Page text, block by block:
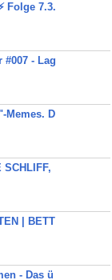
Folge 7.3.
#007 - Lag
Memes. D
| BETT
- Das ü